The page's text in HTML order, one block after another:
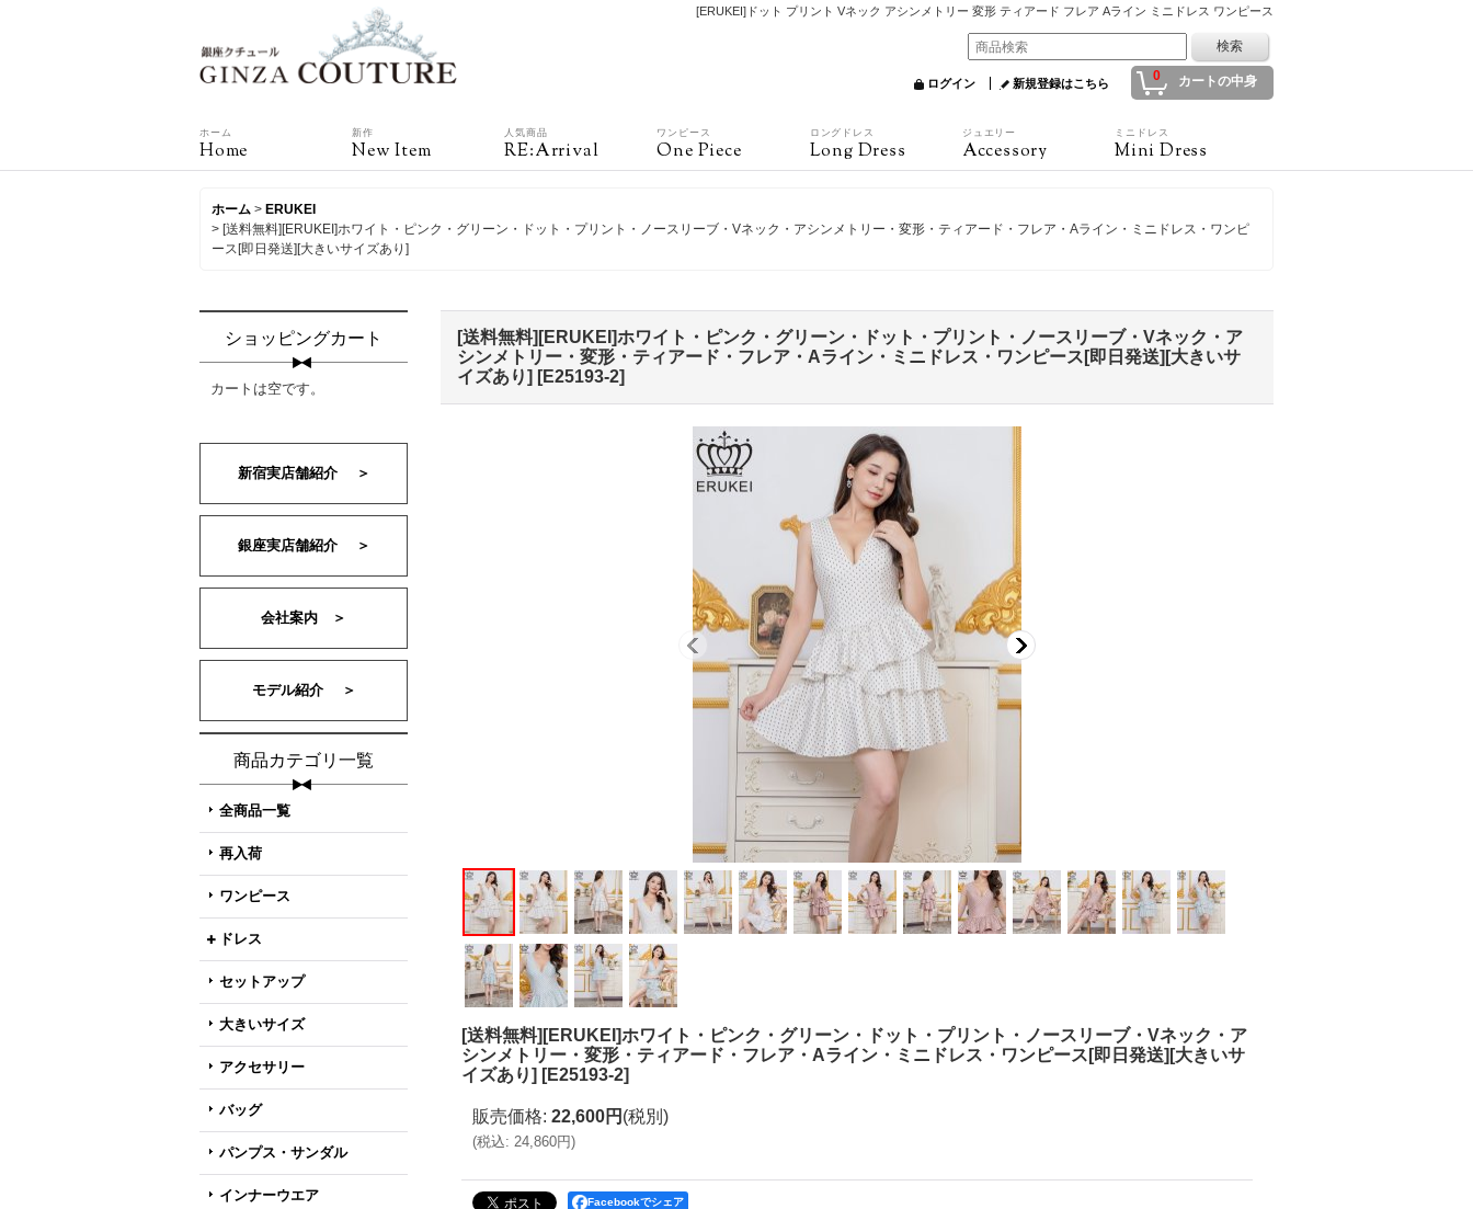
[ERUKEI]ドット プリント Vネック アシンメトリー 変形 ティアード フレア Aライン ミニドレス ワンピース
0 カートの中身
ログイン 新規登録はこちら
ホーム
Home
新作
New Item
人気商品
RE:Arrival
ワンピース
One Piece
ロングドレス
Long Dress
ジュエリー
Accessory
ミニドレス
Mini Dress
ホーム > ERUKEI
> [送料無料][ERUKEI]ホワイト・ピンク・グリーン・ドット・プリント・ノースリーブ・Vネック・アシンメトリー・変形・ティアード・フレア・Aライン・ミニドレス・ワンピ
ース[即日発送][大きいサイズあり]
ショッピングカート
カートは空です。
新宿実店舗紹介 ＞
銀座実店舗紹介 ＞
会社案内 ＞
モデル紹介 ＞
商品カテゴリ一覧
全商品一覧
再入荷
ワンピース
ドレス
セットアップ
大きいサイズ
アクセサリー
バッグ
パンプス・サンダル
インナーウエア
[送料無料][ERUKEI]ホワイト・ピンク・グリーン・ドット・プリント・ノースリーブ・Vネック・ア
シンメトリー・変形・ティアード・フレア・Aライン・ミニドレス・ワンピース[即日発送][大きいサ
イズあり] [E25193-2]
[送料無料][ERUKEI]ホワイト・ピンク・グリーン・ドット・プリント・ノースリーブ・Vネック・ア
シンメトリー・変形・ティアード・フレア・Aライン・ミニドレス・ワンピース[即日発送][大きいサ
イズあり] [E25193-2]
販売価格: 22,600円 (税別)
(税込: 24,860円)
Facebookでシェア